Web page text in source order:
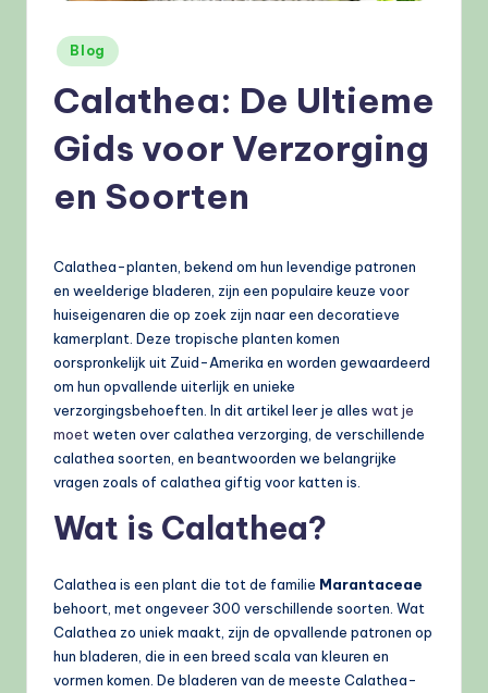
Geplaatst
in
Blog
Calathea: De Ultieme
Gids voor Verzorging
en Soorten
Calathea-planten, bekend om hun levendige patronen
en weelderige bladeren, zijn een populaire keuze voor
huiseigenaren die op zoek zijn naar een decoratieve
kamerplant. Deze tropische planten komen
oorspronkelijk uit Zuid-Amerika en worden gewaardeerd
om hun opvallende uiterlijk en unieke
verzorgingsbehoeften. In dit artikel leer je alles wat je
moet weten over calathea verzorging, de verschillende
calathea soorten, en beantwoorden we belangrijke
vragen zoals of calathea giftig voor katten is.
Wat is Calathea?
Calathea is een plant die tot de familie Marantaceae
behoort, met ongeveer 300 verschillende soorten. Wat
Calathea zo uniek maakt, zijn de opvallende patronen op
hun bladeren, die in een breed scala van kleuren en
vormen komen. De bladeren van de meeste Calathea-